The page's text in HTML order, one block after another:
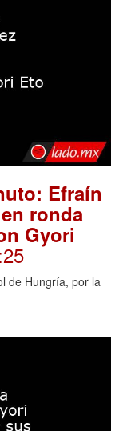
Efraín
ronda
Gyori
de Hungría, por la